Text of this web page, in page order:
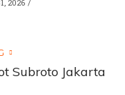
2026
Subroto Jakarta